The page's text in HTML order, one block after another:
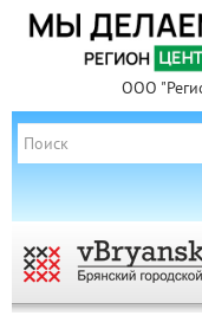
ООО